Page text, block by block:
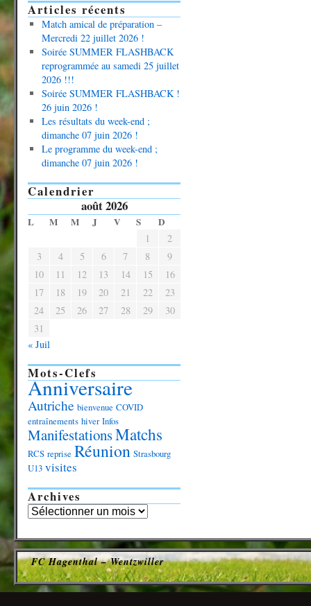
Articles récents
Match amical de préparation –
Mercredi 22 juillet 2026 !
Soirée SUMMER FLASHBACK
reprogrammée au samedi 25 juillet
2026 !!!
Soirée SUMMER FLASHBACK !
26 juin 2026 !
Les résultats du week-end ;
dimanche 07 juin 2026 !
Le programme du week-end ;
dimanche 07 juin 2026 !
Calendrier
août 2026
L M M J V S D
1
2
3
4 5 6 7 8
9
10
11 12 13 14 15
16
17
18 19 20 21 22
23
24
25 26 27 28 29
30
31
« Juil
Mots-Clefs
Anniversaire
Autriche bienvenue COVID
entraînements hiver Infos
ManifestationsMatchs
RCS reprise Réunion Strasbourg
U13 visites
Archives
FC Hagenthal – Wentzwiller